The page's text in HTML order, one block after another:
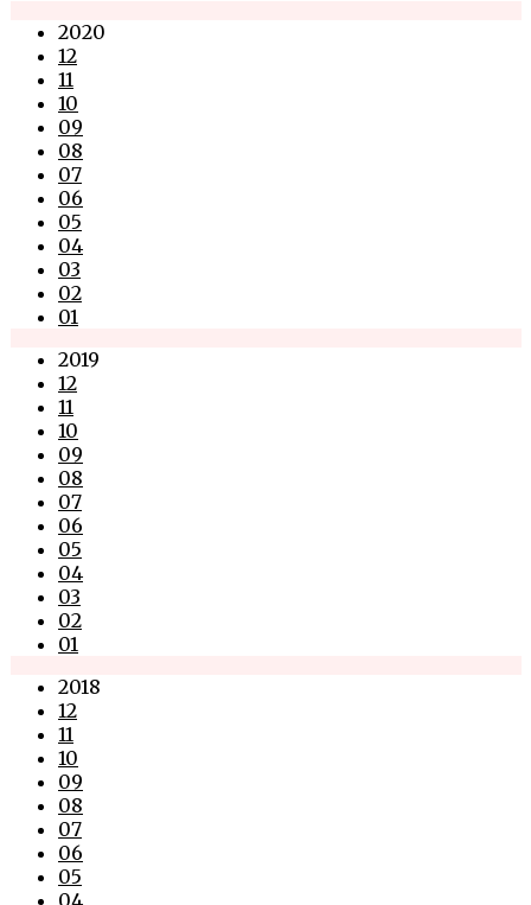
2020
12
11
10
09
08
07
06
05
04
03
02
01
2019
12
11
10
09
08
07
06
05
04
03
02
01
2018
12
11
10
09
08
07
06
05
04